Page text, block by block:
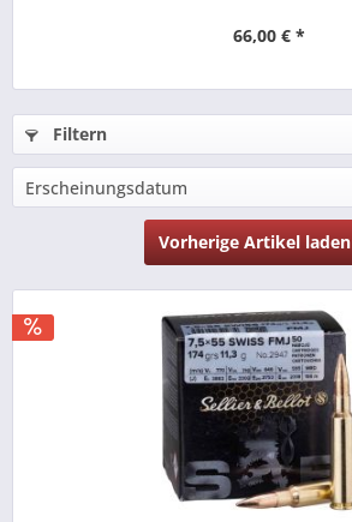
66,00 € *
Filtern
Vorherige Artikel laden